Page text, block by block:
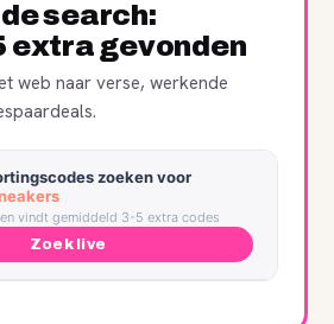
search:
extra gevonden
web naar verse, werkende
zoeken voor
vindt gemiddeld 3-5 extra codes
Zoek live